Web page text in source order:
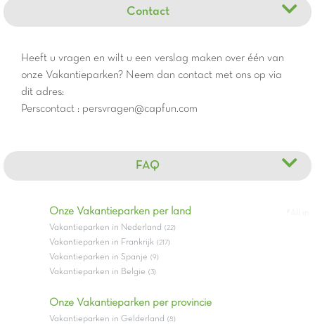
Contact
Heeft u vragen en wilt u een verslag maken over één van
onze Vakantieparken? Neem dan contact met ons op via
dit adres:
Perscontact : persvragen@capfun.com
FAQ
Onze Vakantieparken per land
Vakantieparken in Nederland (22)
Vakantieparken in Frankrijk (217)
Vakantieparken in Spanje (9)
Vakantieparken in Belgie (3)
Onze Vakantieparken per provincie
Vakantieparken in Gelderland (8)